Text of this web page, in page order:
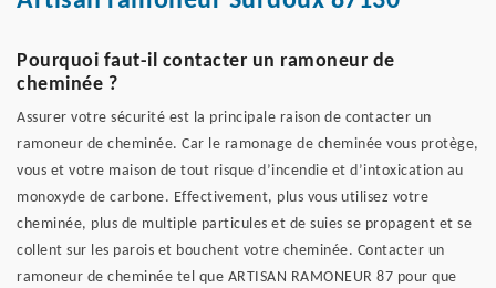
Pourquoi faut-il contacter un ramoneur de
cheminée ?
Assurer votre sécurité est la principale raison de contacter un
ramoneur de cheminée. Car le ramonage de cheminée vous protège,
vous et votre maison de tout risque d’incendie et d’intoxication au
monoxyde de carbone. Effectivement, plus vous utilisez votre
cheminée, plus de multiple particules et de suies se propagent et se
collent sur les parois et bouchent votre cheminée. Contacter un
ramoneur de cheminée tel que ARTISAN RAMONEUR 87 pour que